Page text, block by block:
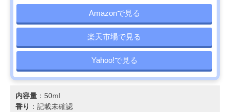
Amazonで見る
楽天市場で見る
Yahoo!で見る
内容量 ：50ml
香り ：記載未確認